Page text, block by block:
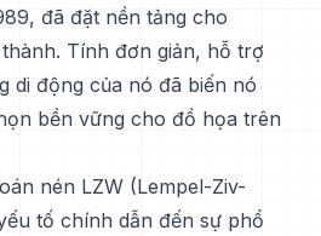
đã đặt nền tảng cho
Tính đơn giản, hỗ trợ
di động của nó đã biến nó
bền vững cho đồ họa trên
nén LZW (Lempel-Ziv-
tố chính dẫn đến sự phổ